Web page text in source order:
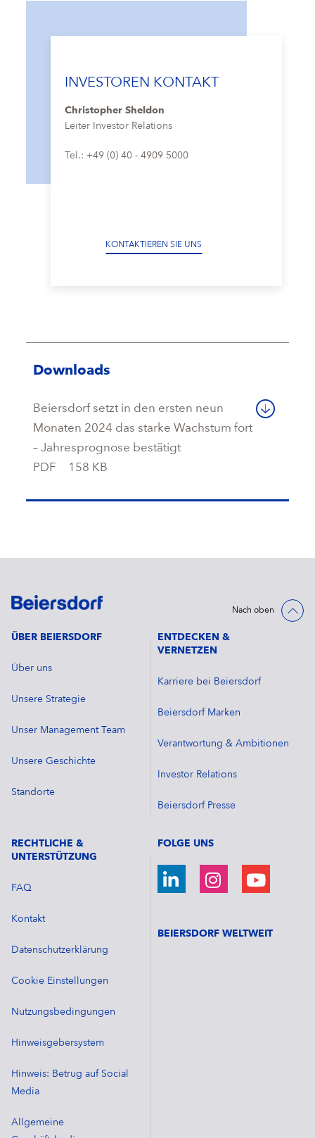
INVESTOREN KONTAKT
Christopher Sheldon
Leiter Investor Relations
Tel.: +49 (0) 40 - 4909 5000
KONTAKTIEREN SIE UNS
Downloads
Beiersdorf setzt in den ersten neun
Monaten 2024 das starke Wachstum fort
– Jahresprognose bestätigt
PDF
158 KB
Nach oben
ÜBER BEIERSDORF
Über uns
Unsere Strategie
Unser Management Team
Unsere Geschichte
Standorte
ENTDECKEN &
VERNETZEN
Karriere bei Beiersdorf
Beiersdorf Marken
Verantwortung & Ambitionen
Investor Relations
Beiersdorf Presse
RECHTLICHE &
UNTERSTÜTZUNG
FAQ
Kontakt
Datenschutzerklärung
Cookie Einstellungen
Nutzungsbedingungen
Hinweisgebersystem
Hinweis: Betrug auf Social
Media
Allgemeine
FOLGE UNS
BEIERSDORF WELTWEIT